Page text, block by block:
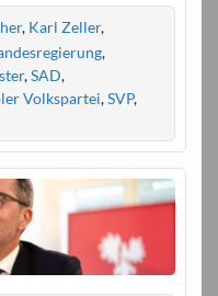
, Karl Zeller,
,
,SAD,
Volkspartei,SVP,